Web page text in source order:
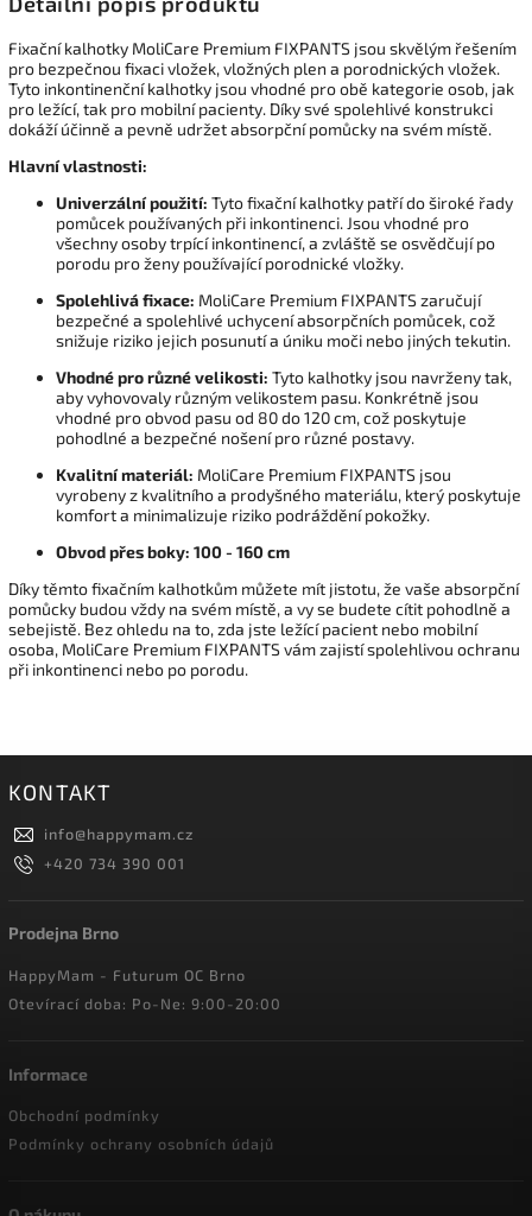
Fixační kalhotky MoliCare Premium FIXPANTS jsou skvělým řešením
pro bezpečnou fixaci vložek, vložných plen a porodnických vložek.
Tyto inkontinenční kalhotky jsou vhodné pro obě kategorie osob, jak
pro ležící, tak pro mobilní pacienty. Díky své spolehlivé konstrukci
dokáží účinně a pevně udržet absorpční pomůcky na svém místě.
Hlavní vlastnosti:
Univerzální použití: Tyto fixační kalhotky patří do široké řady
pomůcek používaných při inkontinenci. Jsou vhodné pro
všechny osoby trpící inkontinencí, a zvláště se osvědčují po
porodu pro ženy používající porodnické vložky.
Spolehlivá fixace: MoliCare Premium FIXPANTS zaručují
bezpečné a spolehlivé uchycení absorpčních pomůcek, což
snižuje riziko jejich posunutí a úniku moči nebo jiných tekutin.
Vhodné pro různé velikosti: Tyto kalhotky jsou navrženy tak,
aby vyhovovaly různým velikostem pasu. Konkrétně jsou
vhodné pro obvod pasu od 80 do 120 cm, což poskytuje
pohodlné a bezpečné nošení pro různé postavy.
Kvalitní materiál: MoliCare Premium FIXPANTS jsou
vyrobeny z kvalitního a prodyšného materiálu, který poskytuje
komfort a minimalizuje riziko podráždění pokožky.
Obvod přes boky: 100 - 160 cm
Díky těmto fixačním kalhotkům můžete mít jistotu, že vaše absorpční
pomůcky budou vždy na svém místě, a vy se budete cítit pohodlně a
sebejistě. Bez ohledu na to, zda jste ležící pacient nebo mobilní
osoba, MoliCare Premium FIXPANTS vám zajistí spolehlivou ochranu
při inkontinenci nebo po porodu.
KONTAKT
info@happymam.cz
+420 734 390 001
Prodejna Brno
HappyMam - Futurum OC Brno
Otevírací doba: Po-Ne: 9:00-20:00
Informace
Obchodní podmínky
Podmínky ochrany osobních údajů